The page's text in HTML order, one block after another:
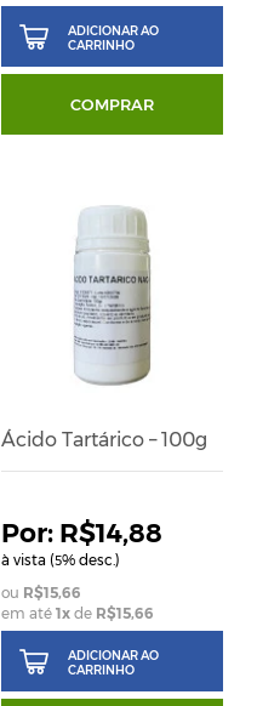
ADICIONAR AO
CARRINHO
COMPRAR
Ácido Tartárico – 100g
R$14,88
à vista (5% desc.)
R$15,66
em até 1xde R$15,66
ADICIONAR AO
CARRINHO